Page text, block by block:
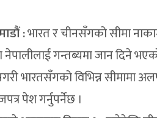
:भारत र चीनसँगको सीमा
गन्तब्यमा जान दिने
भारतसँगको विभिन्न सीमामा
पेश गर्नुपर्नेछ ।